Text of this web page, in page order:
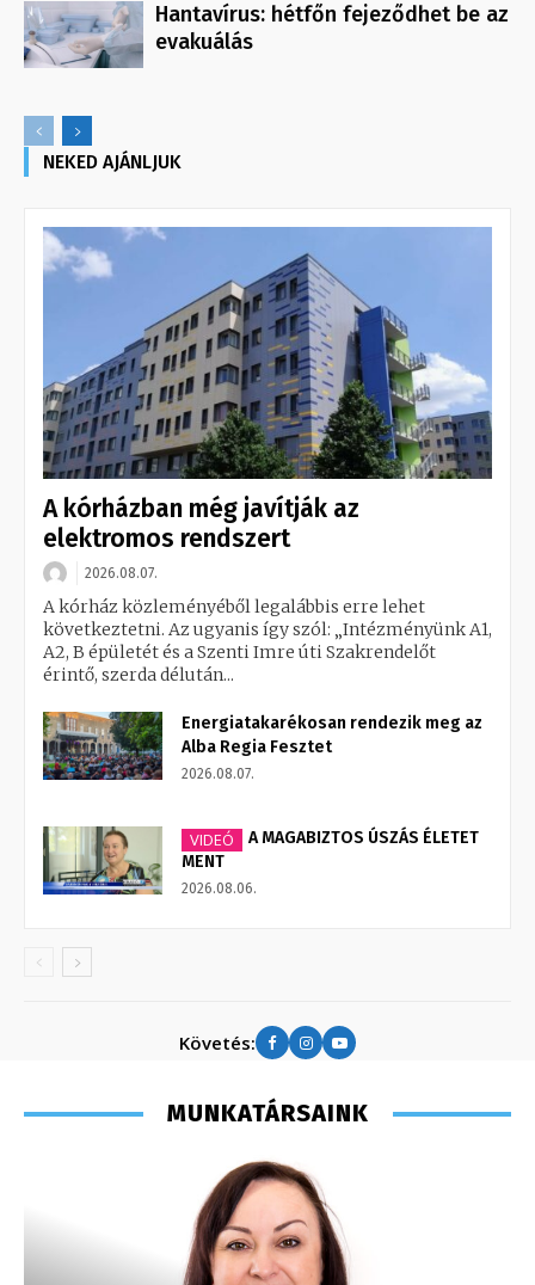
Hantavírus: hétfőn fejeződhet be az
evakuálás
NEKED AJÁNLJUK
A kórházban még javítják az
elektromos rendszert
2026.08.07.
A kórház közleményéből legalábbis erre lehet
következtetni. Az ugyanis így szól: „Intézményünk A1,
A2, B épületét és a Szenti Imre úti Szakrendelőt
érintő, szerda délután...
Energiatakarékosan rendezik meg az
Alba Regia Fesztet
2026.08.07.
VIDEÓ
A MAGABIZTOS ÚSZÁS ÉLETET
MENT
2026.08.06.
Követés:
MUNKATÁRSAINK